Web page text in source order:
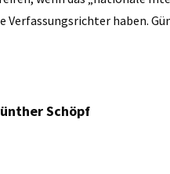
Verfassungsrichter haben.
Schöpf